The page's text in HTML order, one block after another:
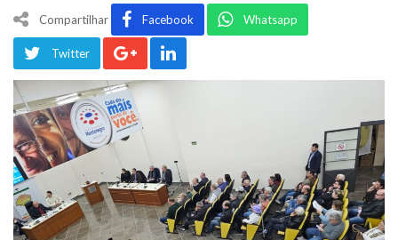
Compartilhar Facebook Whatsapp
Twitter